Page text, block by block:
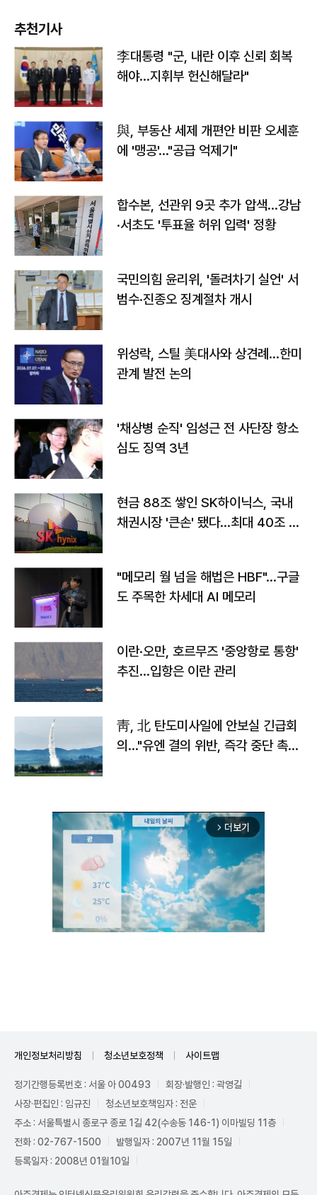
추천기사
李대통령 "군, 내란 이후 신뢰 회복
해야…지휘부 헌신해달라"
與, 부동산 세제 개편안 비판 오세훈
에 '맹공'…"공급 억제기"
합수본, 선관위 9곳 추가 압색…강남
·서초도 '투표율 허위 입력' 정황
국민의힘 윤리위, '돌려차기 실언' 서
범수·진종오 징계절차 개시
위성락, 스틸 美대사와 상견례…한미
관계 발전 논의
'채상병 순직' 임성근 전 사단장 항소
심도 징역 3년
현금 88조 쌓인 SK하이닉스, 국내
채권시장 '큰손' 됐다…최대 40조 투
"메모리 월 넘을 해법은 HBF"…구글
도 주목한 차세대 AI 메모리
이란·오만, 호르무즈 '중앙항로 통항'
추진…입항은 이란 관리
靑, 北 탄도미사일에 안보실 긴급회
의…"유엔 결의 위반, 즉각 중단 촉
arrow_forward_ios 더보기
개인정보처리방침 청소년보호정책 사이트맵
정기간행등록번호 : 서울 아 00493
회장·발행인 : 곽영길
사장·편집인 : 임규진
청소년보호책임자 : 전운
주소 : 서울특별시 종로구 종로 1길 42(수송동 146-1) 이마빌딩 11층
전화 : 02-767-1500
발행일자 : 2007년 11월 15일
등록일자 : 2008년 01월10일